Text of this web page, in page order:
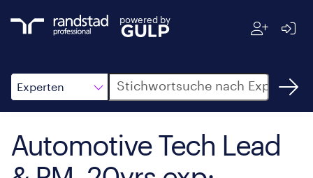
powered by
Experten
Suche
Automotive Tech Lead